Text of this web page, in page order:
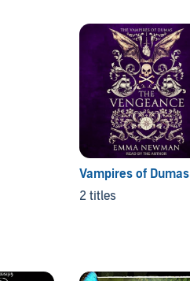
Vampires of Dumas
2 titles